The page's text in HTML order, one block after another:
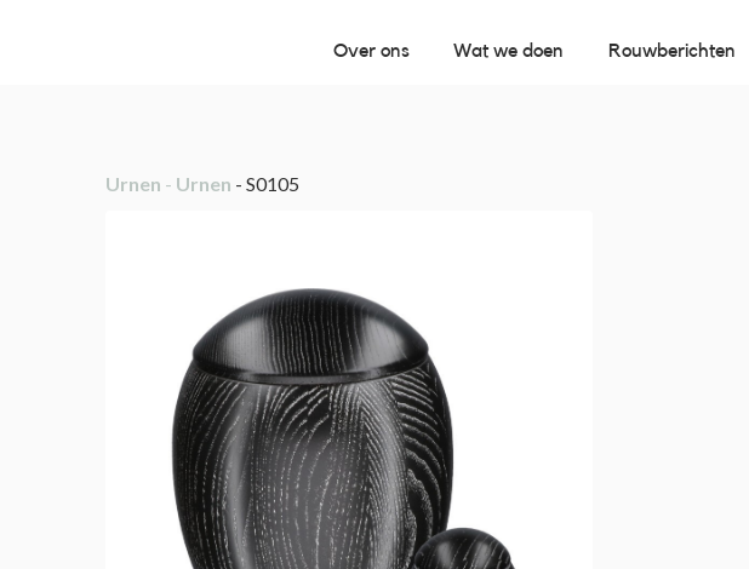
Over ons Wat we doen Rouwberichten
Urnen - Urnen - S0105